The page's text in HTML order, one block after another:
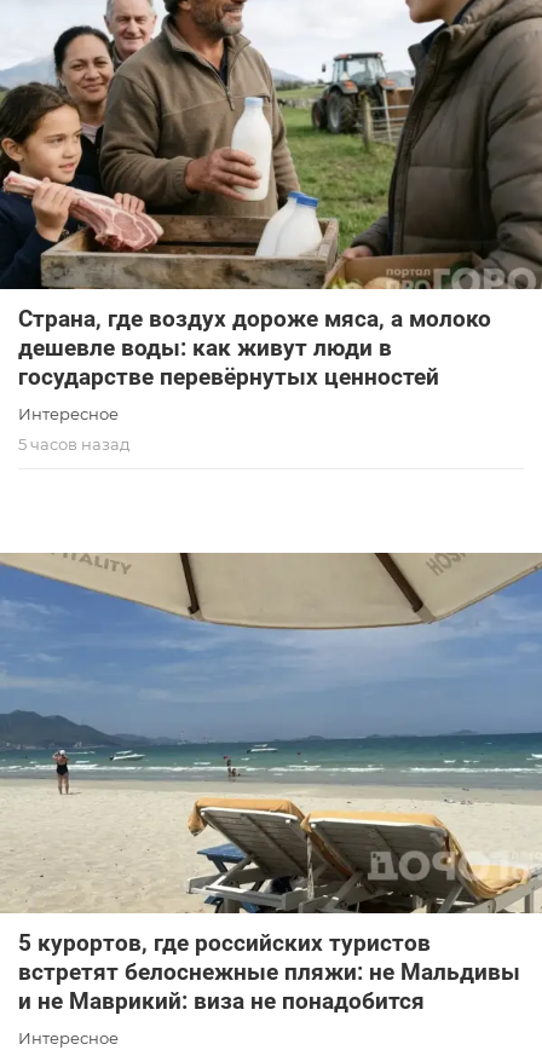
Страна, где воздух дороже мяса, а молоко
дешевле воды: как живут люди в
государстве перевёрнутых ценностей
Интересное
5 часов назад
5 курортов, где российских туристов
встретят белоснежные пляжи: не Мальдивы
и не Маврикий: виза не понадобится
Интересное